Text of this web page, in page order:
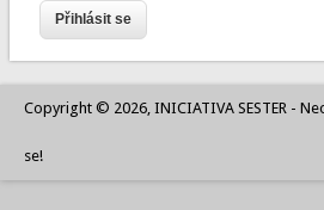
Copyright © 2026, INICIATIVA SESTER -
se!